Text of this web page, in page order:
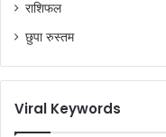
राशिफल
छुपा रुस्तम
Viral Keywords